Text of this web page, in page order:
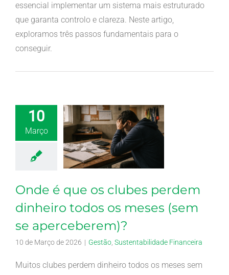
essencial implementar um sistema mais estruturado
que garanta controlo e clareza. Neste artigo,
exploramos três passos fundamentais para o
conseguir.
10
Março
Onde é que os clubes perdem
dinheiro todos os meses (sem
se aperceberem)?
10 de Março de 2026 | Gestão Sustentabilidade Financeira
Muitos clubes perdem dinheiro todos os meses sem